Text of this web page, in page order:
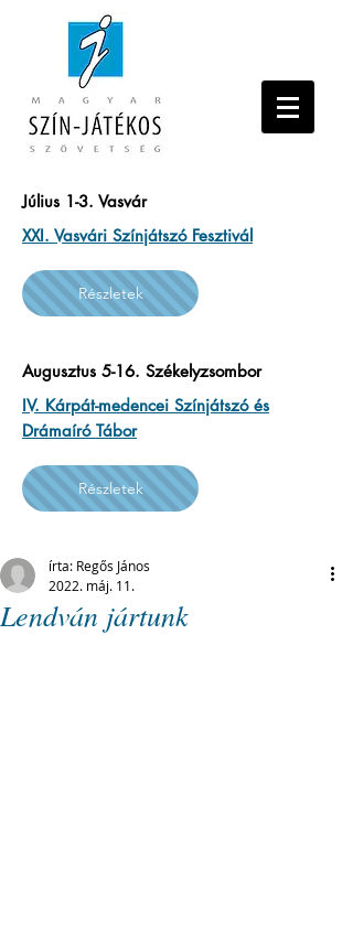
Július 1-3. Vasvár
XXI. Vasvári Színjátszó Fesztivál
Részletek
Augusztus 5-16. Székelyzsombor
IV. Kárpát-medencei Színjátszó és
Drámaíró Tábor
Részletek
Lendván jártunk
írta: Regős János
2022. máj. 11.